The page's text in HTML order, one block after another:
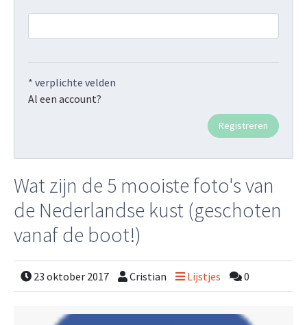
* verplichte velden
Al een account?
Wat zijn de 5 mooiste foto's van
de Nederlandse kust (geschoten
vanaf de boot!)
23 oktober 2017 Cristian Lijstjes 0